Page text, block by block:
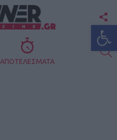
ΑΠΟΤΕΛΕΣΜΑΤΑ